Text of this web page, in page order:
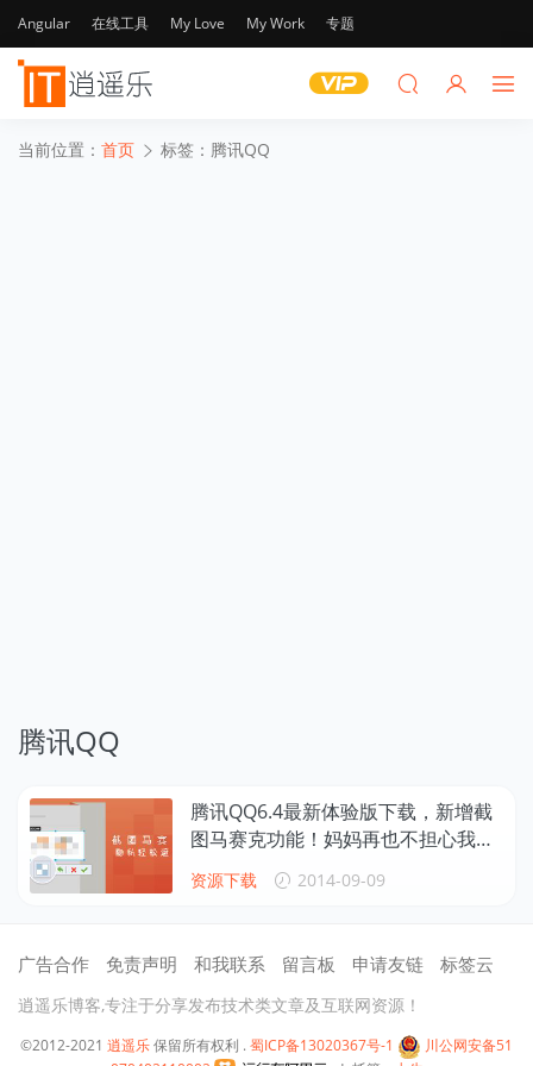
Angular 在线工具 My Love My Work 专题
当前位置： 首页 标签：腾讯QQ
腾讯QQ
腾讯QQ6.4最新体验版下载，新增截
图马赛克功能！妈妈再也不担心我的
截图了
资源下载 2014-09-09
广告合作 免责声明 和我联系 留言板 申请友链 标签云
逍遥乐博客,专注于分享发布技术类文章及互联网资源！
©2012-2021 逍遥乐保留所有权利 . 蜀ICP备13020367号-1
川公网安备51